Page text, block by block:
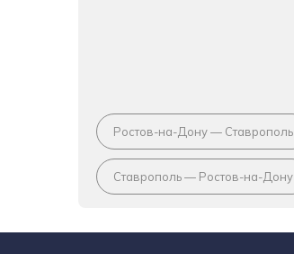
Ростов-на-Дону — Ставрополь
Ставрополь — Ростов-на-Дону